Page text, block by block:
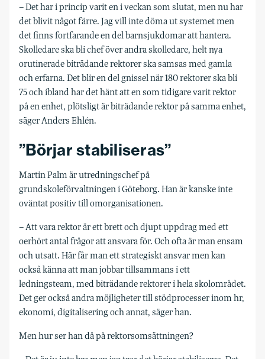
– Det har i princip varit en i veckan som slutat, men nu har
det blivit något färre. Jag vill inte döma ut systemet men
det finns fortfarande en del barnsjukdomar att hantera.
Skolledare ska bli chef över andra skolledare, helt nya
orutinerade biträdande rektorer ska samsas med gamla
och erfarna. Det blir en del gnissel när 180 rektorer ska bli
75 och ibland har det hänt att en som tidigare varit rektor
på en enhet, plötsligt är biträdande rektor på samma enhet,
säger Anders Ehlén.
”Börjar stabiliseras”
Martin Palm är utredningschef på
grundskoleförvaltningen i Göteborg. Han är kanske inte
oväntat positiv till omorganisationen.
– Att vara rektor är ett brett och djupt uppdrag med ett
oerhört antal frågor att ansvara för. Och ofta är man ensam
och utsatt. Här får man ett strategiskt ansvar men kan
också känna att man jobbar tillsammans i ett
ledningsteam, med biträdande rektorer i hela skolområdet.
Det ger också andra möjligheter till stödprocesser inom hr,
ekonomi, digitalisering och annat, säger han.
Men hur ser han då på rektorsomsättningen?